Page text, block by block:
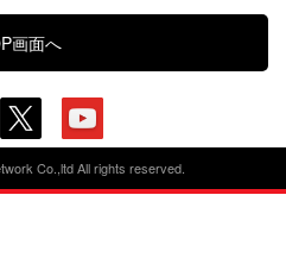
Co.,ltd All rights reserved.